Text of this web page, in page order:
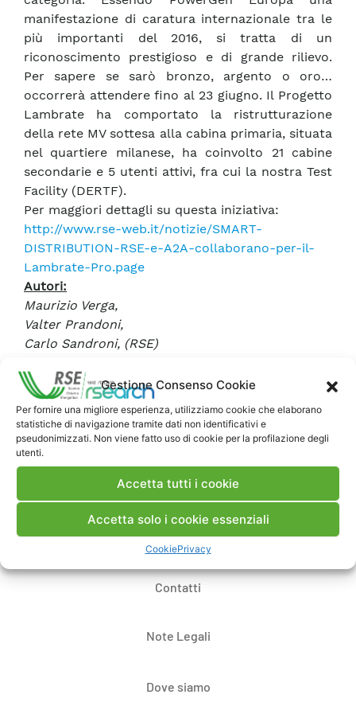
Gestione Consenso Cookie
Per fornire una migliore esperienza, utilizziamo cookie che elaborano
statistiche di navigazione tramite dati non identificativi e
pseudonimizzati. Non viene fatto uso di cookie per la profilazione degli
utenti.
Accetta tutti i cookie
Accetta solo i cookie essenziali
CookiePrivacy
manifestazione di caratura internazionale tra le
più importanti del 2016, si tratta di un
riconoscimento prestigioso e di grande rilievo.
Per sapere se sarò bronzo, argento o oro…
occorrerà attendere fino al 23 giugno. Il Progetto
Lambrate ha comportato la ristrutturazione
della rete MV sottesa alla cabina primaria, situata
nel quartiere milanese, ha coinvolto 21 cabine
secondarie e 5 utenti attivi, fra cui la nostra Test
Facility (DERTF).
Per maggiori dettagli su questa iniziativa:
http://www.rse-web.it/notizie/SMART-
DISTRIBUTION-RSE-e-A2A-collaborano-per-il-
Lambrate-Pro.page
Autori:
Maurizio Verga,
Valter Prandoni,
Carlo Sandroni, (RSE)
Enrico Fasciolo,
Giuliano Festa,
Andrea Pegoiani (A2A Reti Elettriche)
Contatti
Note Legali
Dove siamo